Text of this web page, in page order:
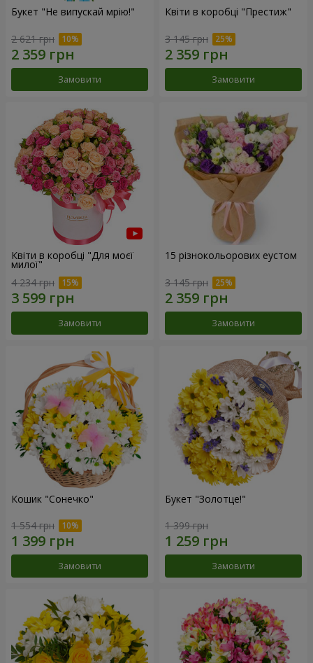
Букет "Не випускай мрію!"
2 621 грн
Замовити
Квіти в коробці "Престиж"
3 145 грн
Замовити
Квіти в коробці "Для моєї
милої"
4 234 грн
Замовити
15 різнокольорових еустом
3 145 грн
Замовити
Кошик "Сонечко"
1 554 грн
Замовити
Букет "Золотце!"
1 399 грн
Замовити